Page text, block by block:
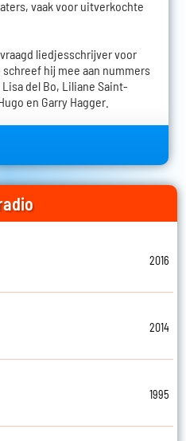
vaak voor uitverkochte
liedjesschrijver voor
hij mee aan nummers
del Bo, Liliane Saint-
en Garry Hagger.
2016
2014
1995